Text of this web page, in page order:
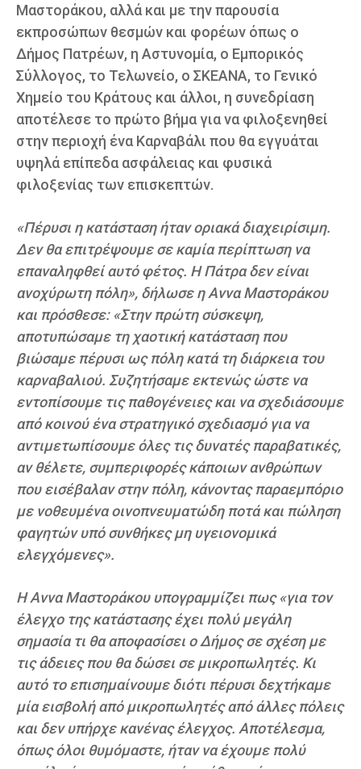
Μαστοράκου, αλλά και με την παρουσία
εκπροσώπων θεσμών και φορέων όπως ο
Δήμος Πατρέων, η Αστυνομία, ο Εμπορικός
Σύλλογος, το Τελωνείο, ο ΣΚEΑΝΑ, το Γενικό
Χημείο του Κράτους και άλλοι, η συνεδρίαση
αποτέλεσε το πρώτο βήμα για να φιλοξενηθεί
στην περιοχή ένα Καρναβάλι που θα εγγυάται
υψηλά επίπεδα ασφάλειας και φυσικά
φιλοξενίας των επισκεπτών.
«Πέρυσι η κατάσταση ήταν οριακά διαχειρίσιμη.
Δεν θα επιτρέψουμε σε καμία περίπτωση να
επαναληφθεί αυτό φέτος. Η Πάτρα δεν είναι
ανοχύρωτη πόλη», δήλωσε η Αννα Μαστοράκου
και πρόσθεσε: «Στην πρώτη σύσκεψη,
αποτυπώσαμε τη χαοτική κατάσταση που
βιώσαμε πέρυσι ως πόλη κατά τη διάρκεια του
καρναβαλιού. Συζητήσαμε εκτενώς ώστε να
εντοπίσουμε τις παθογένειες και να σχεδιάσουμε
από κοινού ένα στρατηγικό σχεδιασμό για να
αντιμετωπίσουμε όλες τις δυνατές παραβατικές,
αν θέλετε, συμπεριφορές κάποιων ανθρώπων
που εισέβαλαν στην πόλη, κάνοντας παραεμπόριο
με νοθευμένα οινοπνευματώδη ποτά και πώληση
φαγητών υπό συνθήκες μη υγειονομικά
ελεγχόμενες».
Η Αννα Μαστοράκου υπογραμμίζει πως «για τον
έλεγχο της κατάστασης έχει πολύ μεγάλη
σημασία τι θα αποφασίσει ο Δήμος σε σχέση με
τις άδειες που θα δώσει σε μικροπωλητές. Κι
αυτό το επισημαίνουμε διότι πέρυσι δεχτήκαμε
μία εισβολή από μικροπωλητές από άλλες πόλεις
και δεν υπήρχε κανένας έλεγχος. Αποτέλεσμα,
όπως όλοι θυμόμαστε, ήταν να έχουμε πολύ